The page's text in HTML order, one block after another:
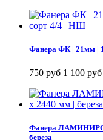
Фанера ФК | 21мм |
750 руб 1 100 руб
Фанера
береза